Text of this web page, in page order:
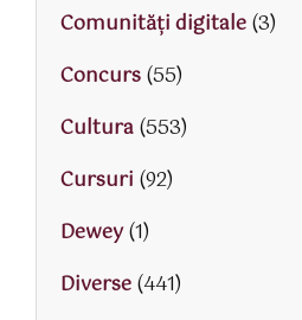
Comunități digitale(3)
Concurs(55)
Cultura(553)
Cursuri (92)
Dewey(1)
Diverse(441)